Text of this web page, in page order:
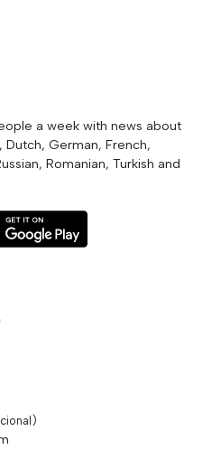
a week with news about
Dutch, German, French,
Romanian, Turkish and